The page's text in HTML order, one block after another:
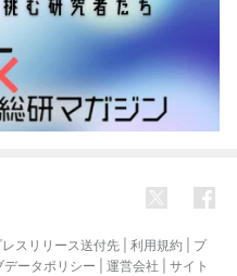
レスリリース送付先 利用規約
プ
ータポリシー 運営会社
サイト